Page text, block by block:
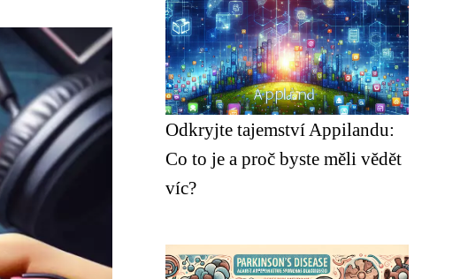
Odkryjte tajemství Appilandu:
Co to je a proč byste měli vědět
víc?